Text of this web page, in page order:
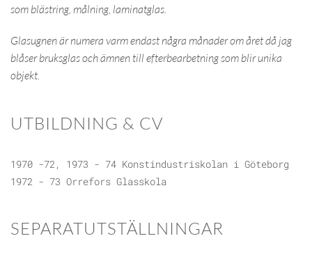
som blästring, målning, laminatglas.
Glasugnen är numera varm endast några månader om året då jag
blåser bruksglas och ämnen till efterbearbetning som blir unika
objekt.
UTBILDNING & CV
1970 -72, 1973 - 74 Konstindustriskolan i Göteborg
1972 - 73 Orrefors Glasskola
SEPARATUTSTÄLLNINGAR